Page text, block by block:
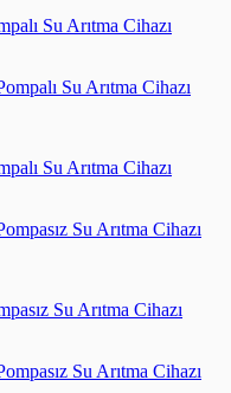
Su Arıtma Cihazı
Su Arıtma Cihazı
Su Arıtma Cihazı